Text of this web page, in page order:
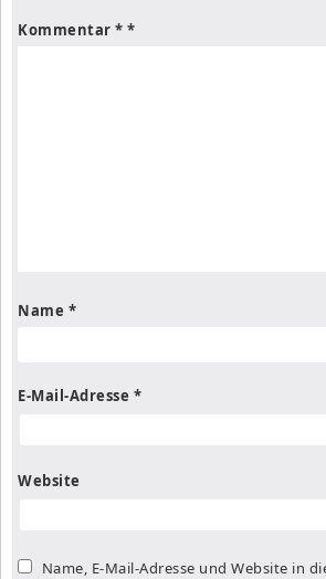
Kommentar *
Name *
E-Mail-Adresse *
Website
Name, E-Mail-Adresse und Website in